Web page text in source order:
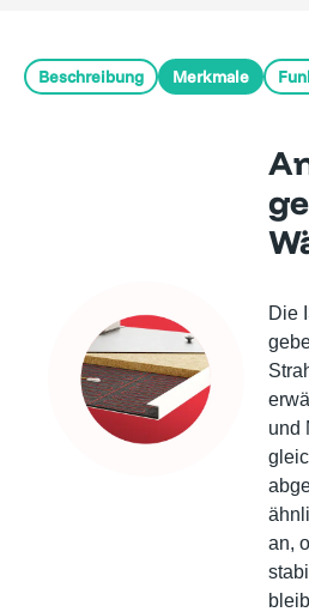
Beschreibung Merkmale
Die
und
an,